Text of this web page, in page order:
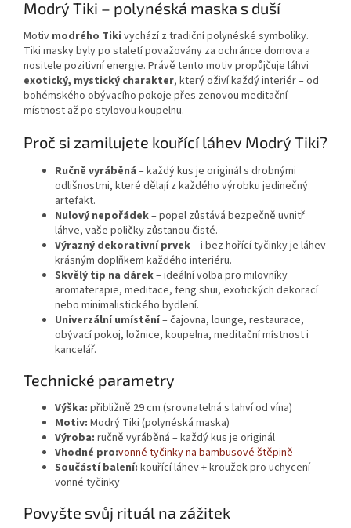
Modrý Tiki – polynéská maska s duší
Motiv modrého Tiki vychází z tradiční polynéské symboliky.
Tiki masky byly po staletí považovány za ochránce domova a
nositele pozitivní energie. Právě tento motiv propůjčuje láhvi
exotický, mystický charakter, který oživí každý interiér – od
bohémského obývacího pokoje přes zenovou meditační
místnost až po stylovou koupelnu.
Proč si zamilujete kouřící láhev Modrý Tiki?
Ručně vyráběná – každý kus je originál s drobnými
odlišnostmi, které dělají z každého výrobku jedinečný
artefakt.
Nulový nepořádek– popel zůstává bezpečně uvnitř
láhve, vaše poličky zůstanou čisté.
Výrazný dekorativní prvek– i bez hořící tyčinky je láhev
krásným doplňkem každého interiéru.
Skvělý tip na dárek– ideální volba pro milovníky
aromaterapie, meditace, feng shui, exotických dekorací
nebo minimalistického bydlení.
Univerzální umístění– čajovna, lounge, restaurace,
obývací pokoj, ložnice, koupelna, meditační místnost i
kancelář.
Technické parametry
Výška: přibližně 29 cm (srovnatelná s lahví od vína)
Motiv: Modrý Tiki (polynéská maska)
Výroba: ručně vyráběná – každý kus je originál
Vhodné pro:vonné tyčinky na bambusové štěpině
Součástí balení: kouřící láhev + kroužek pro uchycení
vonné tyčinky
Povyšte svůj rituál na zážitek